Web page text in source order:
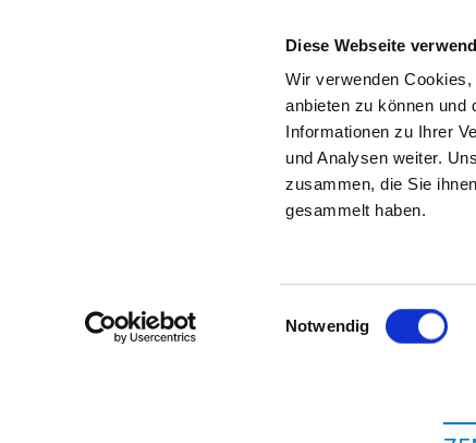
Diese Webseite
Wir verwenden
anbieten zu können und
Informationen zu Ihrer
und Analysen weiter.
zusammen, die Sie
gesammelt haben.
Einwilligungsauswahl
Notwendig
Startseite der Fachabteilung